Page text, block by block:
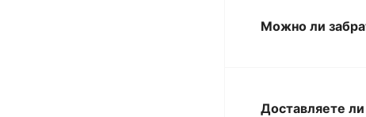
Можно ли
Доставляете